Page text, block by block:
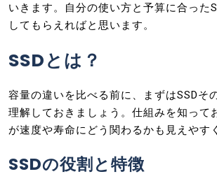
いきます。自分の使い方と予算に合った
してもらえればと思います。
SSDとは？
容量の違いを比べる前に、まずはSSDそ
理解しておきましょう。仕組みを知って
が速度や寿命にどう関わるかも見えやす
SSDの役割と特徴